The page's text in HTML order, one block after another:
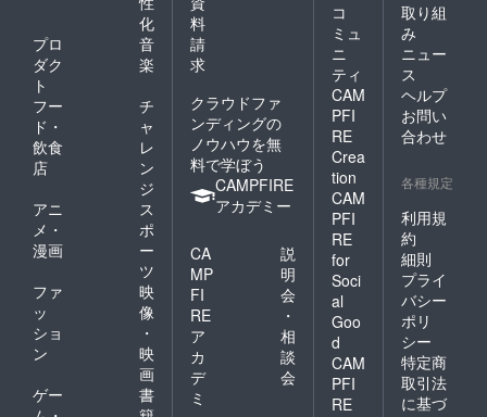
を含む)
卵 大
豆を含
む）
化
プロ
ダク
ト
音
楽
フー
ド・
飲食
店
チ
ャ
レ
ン
ジ
アニ
メ・
漫画
ス
ポ
ー
ツ
ファ
ッ
ショ
ン
映
像
・
映
画
ゲー
書
料
請
求
クラウドファ
ンディングの
ノウハウを無
料で学ぼう
CAMPFIRE
アカデミー
CA
MP
FI
RE
ア
カ
デ
ミ
説
明
会
・
相
談
会
コ
ミュ
ニ
ティ
CAM
PFI
RE
Crea
tion
CAM
PFI
RE
for
Soci
al
Goo
d
CAM
PFI
RE
取り組
み
ニュー
ス
ヘルプ
お問い
合わせ
各種規定
利用規
約
細則
プライ
バシー
ポリ
シー
特定商
取引法
に基づ